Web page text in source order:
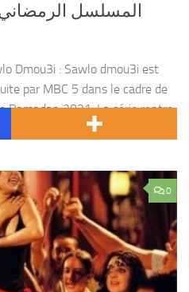
Dmou3i : Sawlo dmou3i est
par MBC 5 dans le cadre de
Ramadan 2021. La série rentre
0